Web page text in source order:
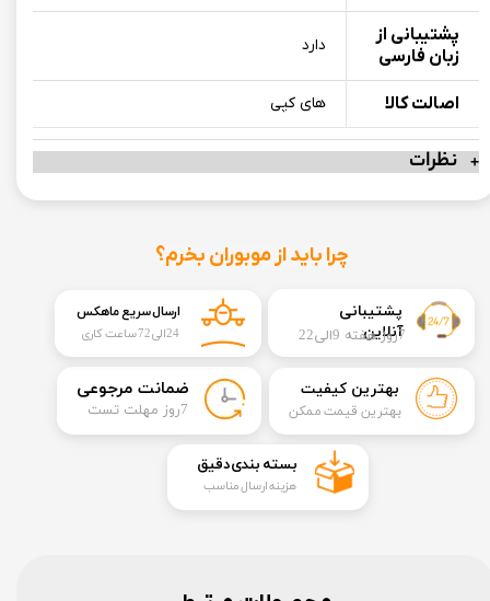
پشتیبانی از
زبان فارسی
دارد
اصالت کالا های کپی
نظرات
​​پشتیبانی
آنلاین7روز هفته 9الی22
چرا باید از موبوران بخرم؟
​ضمانت مرجوعی
​7روز مهلت تست
بهترین کیفیت
بهترین قیمت ممکن
ارسال سریع ماهکس
24الی72 ساعت کاری
​بسته بندی دقیق​​​​​​​
هزینه ارسال مناسب